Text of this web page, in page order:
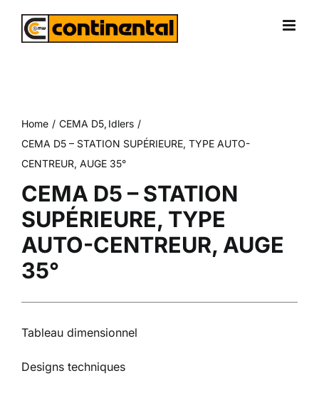
Home CEMA D5 Idlers
CEMA D5 – STATION SUPÉRIEURE, TYPE AUTO-
CENTREUR, AUGE 35°
CEMA D5 – STATION
SUPÉRIEURE, TYPE
AUTO-CENTREUR, AUGE
35°
Tableau dimensionnel
Designs techniques